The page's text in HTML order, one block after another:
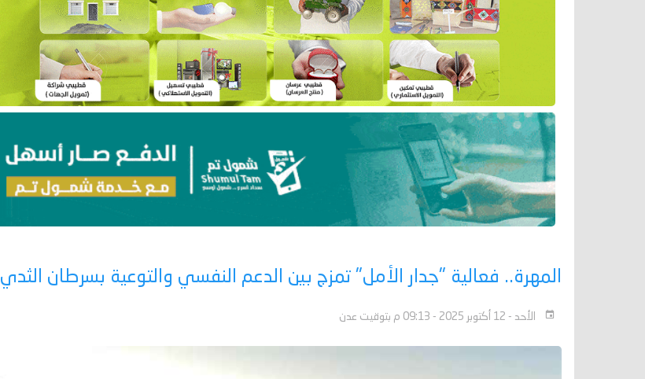
المهرة.. فعالية "جدار الأمل" تمزج بين الدعم النفسي والتوعية بسرطان الثدي
الأحد - 12 أكتوبر 2025 - 09:13 م بتوقيت عدن